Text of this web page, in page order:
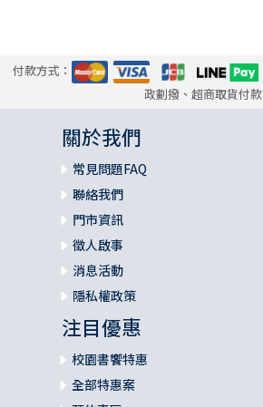
付款方式：
政劃撥、超商取貨付款
關於我們
常見問題FAQ
聯絡我們
門市資訊
徵人啟事
消息活動
隱私權政策
注目優惠
校園書饗特惠
全部特惠案